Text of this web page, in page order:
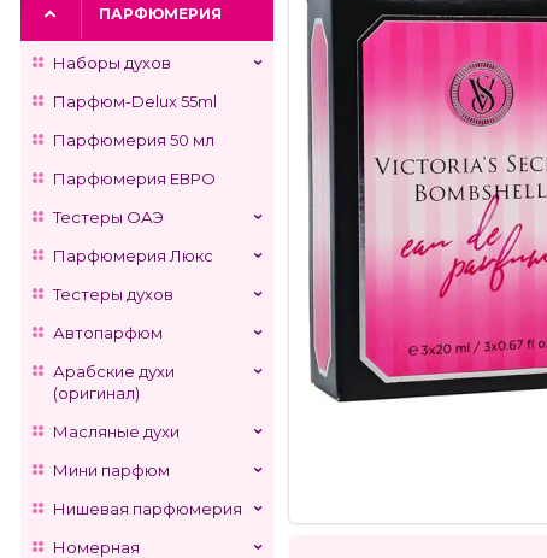
ПАРФЮМЕРИЯ
Наборы духов
Парфюм-Delux 55ml
Парфюмерия 50 мл
Парфюмерия ЕВРО
Тестеры ОАЭ
Парфюмерия Люкс
Тестеры духов
Автопарфюм
Арабские духи
(оригинал)
Масляные духи
Мини парфюм
Нишевая парфюмерия
Номерная